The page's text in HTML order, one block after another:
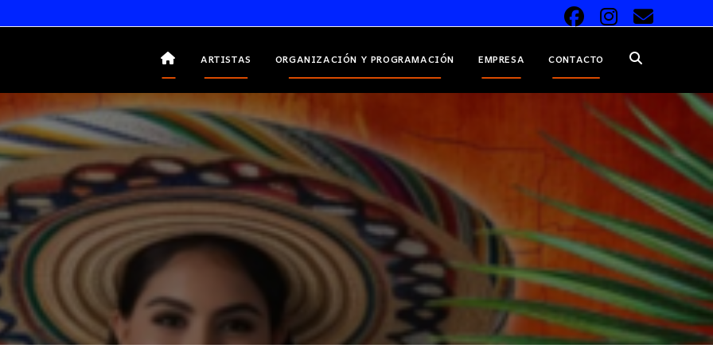
ARTISTAS ORGANIZACIÓN Y PROGRAMACIÓN EMPRESA CONTACTO ALTERNAR
BÚSQUEDA
DE
LA
WEB